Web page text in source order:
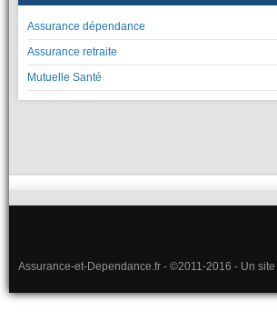
Assurance dépendance
Assurance retraite
Mutuelle Santé
Assurance-et-Dependance.fr - ©2011-2016 - Un site